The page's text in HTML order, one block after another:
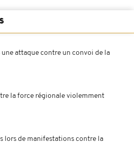
une attaque contre un convoi de la
la force régionale violemment
lors de manifestations contre la